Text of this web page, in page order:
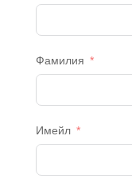
Фамилия
Имейл